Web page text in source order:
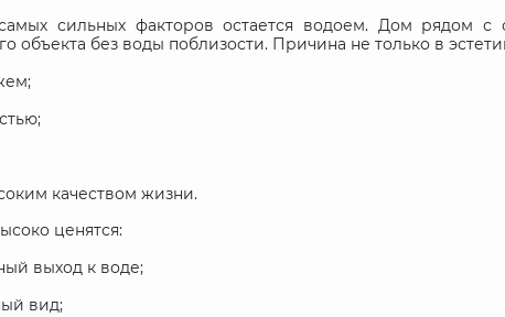
сильных факторов остается водоем. Дом рядом
объекта без воды поблизости. Причина не только в
качеством жизни.
ценятся:
выход к воде;
вид;